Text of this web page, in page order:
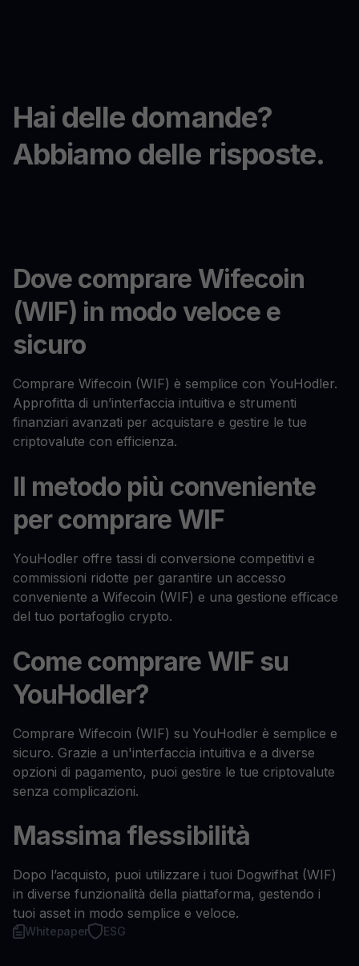
Hai delle domande?
Abbiamo delle risposte.
Dove comprare Wifecoin
(WIF) in modo veloce e
sicuro
Comprare Wifecoin (WIF) è semplice con YouHodler.
Approfitta di un’interfaccia intuitiva e strumenti
finanziari avanzati per acquistare e gestire le tue
criptovalute con efficienza.
Il metodo più conveniente
per comprare WIF
YouHodler offre tassi di conversione competitivi e
commissioni ridotte per garantire un accesso
conveniente a Wifecoin (WIF) e una gestione efficace
del tuo portafoglio crypto.
Come comprare WIF su
YouHodler?
Comprare Wifecoin (WIF) su YouHodler è semplice e
sicuro. Grazie a un'interfaccia intuitiva e a diverse
opzioni di pagamento, puoi gestire le tue criptovalute
senza complicazioni.
Massima flessibilità
Dopo l’acquisto, puoi utilizzare i tuoi Dogwifhat (WIF)
in diverse funzionalità della piattaforma, gestendo i
tuoi asset in modo semplice e veloce.
Whitepaper ESG